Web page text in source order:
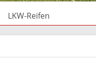
LKW-Reifen